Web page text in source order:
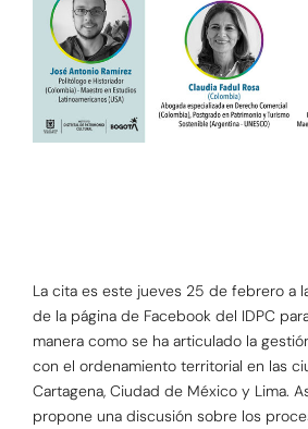
La cita es este jueves 25 de febrero a
de la página de Facebook del IDPC
manera como se ha articulado la
con el ordenamiento territorial en las
Cartagena, Ciudad de México y Lima.
propone una discusión sobre los